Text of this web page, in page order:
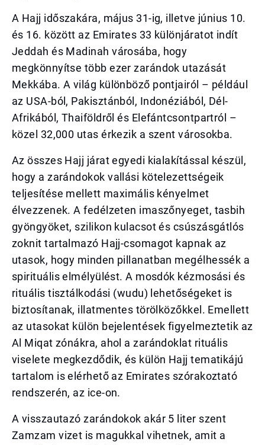
A Hajj időszakára, május 31-ig, illetve június 10.
és 16. között az Emirates 33 különjáratot indít
Jeddah és Madinah városába, hogy
megkönnyítse több ezer zarándok utazását
Mekkába. A világ különböző pontjairól – például
az USA-ból, Pakisztánból, Indonéziából, Dél-
Afrikából, Thaiföldről és Elefántcsontpartról –
közel 32,000 utas érkezik a szent városokba.
Az összes Hajj járat egyedi kialakítással készül,
hogy a zarándokok vallási kötelezettségeik
teljesítése mellett maximális kényelmet
élvezzenek. A fedélzeten imaszőnyeget, tasbih
gyöngyöket, szilikon kulacsot és csúszásgátlós
zoknit tartalmazó Hajj-csomagot kapnak az
utasok, hogy minden pillanatban megélhessék a
spirituális elmélyülést. A mosdók kézmosási és
rituális tisztálkodási (wudu) lehetőségeket is
biztosítanak, illatmentes törölközőkkel. Emellett
az utasokat külön bejelentések figyelmeztetik az
Al Miqat zónákra, ahol a zarándoklat rituális
viselete megkezdődik, és külön Hajj tematikájú
tartalom is elérhető az Emirates szórakoztató
rendszerén, az ice-on.
A visszautazó zarándokok akár 5 liter szent
Zamzam vizet is magukkal vihetnek, amit a